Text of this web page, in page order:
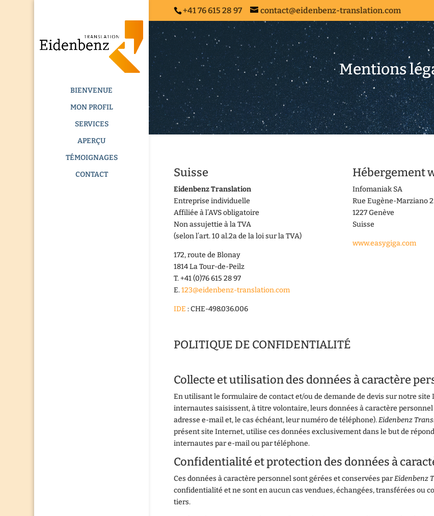
+41 76 615 28 97 contact@eidenbenz-translation.com
BIENVENUE
MON PROFIL
SERVICES
APERÇU
TÉMOIGNAGES
CONTACT
Mentions
Suisse
Eidenbenz Translation
Entreprise individuelle
Affiliée à l’AVS obligatoire
Non assujettie à la TVA
(selon l’art. 10 al.2a de la loi sur la TVA)
172, route de Blonay
1814 La Tour-de-Peilz
T. +41 (0)76 615 28 97
E.123@eidenbenz-translation.com
IDE : CHE-498.036.006
Hébergement
Infomaniak SA
Rue Eugène-Marziano
1227 Genève
Suisse
www.easygiga.com
POLITIQUE DE CONFIDENTIALITÉ
Collecte et utilisation des données à caractère
En utilisant le formulaire de contact et/ou de demande de devis sur notre site
internautes saisissent, à titre volontaire, leurs données à caractère
adresse e-mail et, le cas échéant, leur numéro de téléphone).Eidenbenz
présent site Internet, utilise ces données exclusivement dans le but de
internautes par e-mail ou par téléphone.
Confidentialité et protection des données à
Ces données à caractère personnel sont gérées et conservées parEidenbenz
confidentialité et ne sont en aucun cas vendues, échangées, transférées ou
tiers.